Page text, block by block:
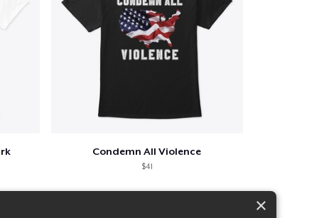
Condemn All Violence
$41
×